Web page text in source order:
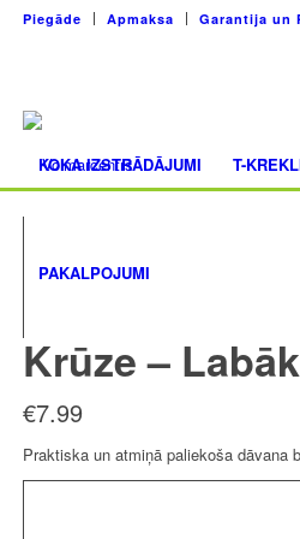
Piegāde Apmaksa Garantija un
KOKA IZSTRĀDĀJUMI T-
PAKALPOJUMI
Krūze –
€7.99
Praktiska un atmiņā paliekoša dāvana